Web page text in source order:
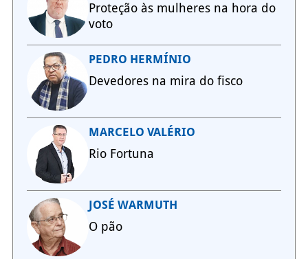
Proteção às mulheres na hora do
voto
PEDRO HERMÍNIO
Devedores na mira do fisco
MARCELO VALÉRIO
Rio Fortuna
JOSÉ WARMUTH
O pão